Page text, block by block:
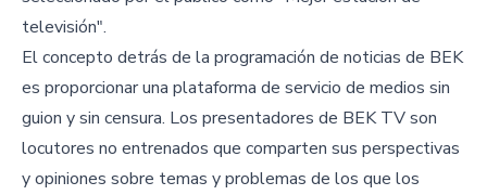
televisión".
El concepto detrás de la programación de noticias de BEK
es proporcionar una plataforma de servicio de medios sin
guion y sin censura. Los presentadores de BEK TV son
locutores no entrenados que comparten sus perspectivas
y opiniones sobre temas y problemas de los que los